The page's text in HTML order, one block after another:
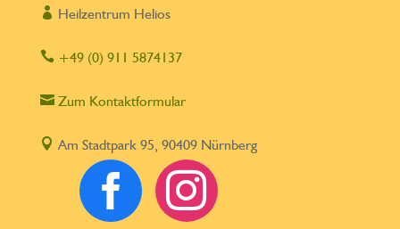
 Heilzentrum Helios
+49 (0) 911 5874137
Zum Kontaktformular
 Am Stadtpark 95, 90409 Nürnberg
 